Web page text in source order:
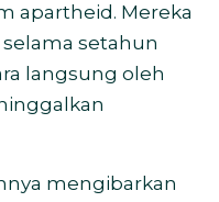
apartheid. Mereka
setahun
langsung oleh
mengibarkan